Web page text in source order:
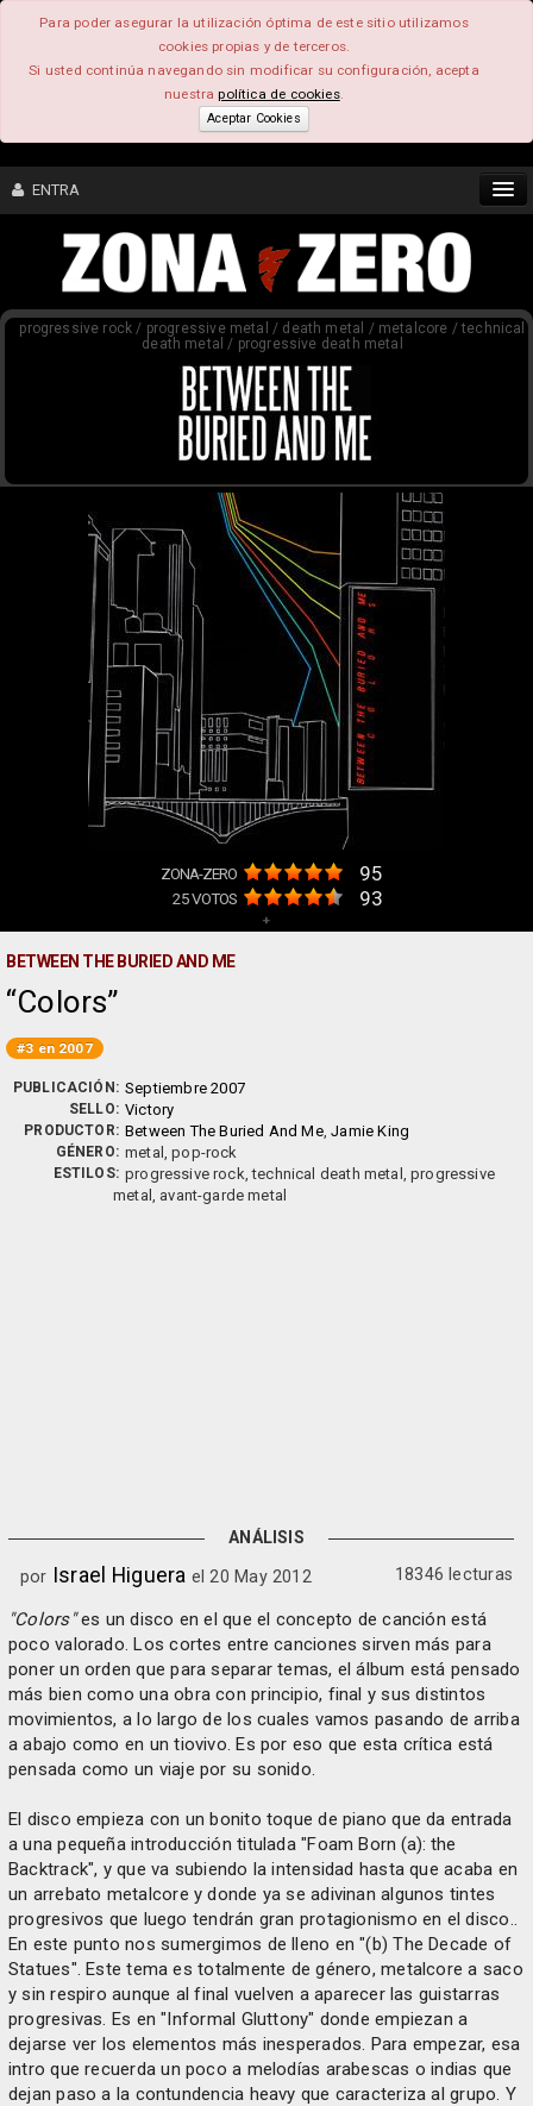
Para poder asegurar la utilización óptima de este sitio utilizamos
cookies propias y de terceros.
Si usted continúa navegando sin modificar su configuración, acepta
nuestrapolítica de cookies.
Aceptar Cookies
ENTRA
CONTENIDO
COMUNIDAD
progressive rock / progressive metal / death metal / metalcore / technical
death metal / progressive death metal
ZONA-ZERO 95
25VOTOS 93
+
BETWEEN THE BURIED AND ME
Colors
#3 en 2007
PUBLICACIÓN: Septiembre 2007
SELLO: Victory
PRODUCTOR: Between The Buried And Me,Jamie King
GÉNERO: metal, pop-rock
ESTILOS: progressive rock, technical death metal, progressive
metal, avant-garde metal
ANÁLISIS
por Israel Higuera el 20 May 2012 18346 lecturas
"Colors"es un disco en el que el concepto de canción está
poco valorado. Los cortes entre canciones sirven más para
poner un orden que para separar temas, el álbum está pensado
más bien como una obra con principio, final y sus distintos
movimientos, a lo largo de los cuales vamos pasando de arriba
a abajo como en un tiovivo. Es por eso que esta crítica está
pensada como un viaje por su sonido.
El disco empieza con un bonito toque de piano que da entrada
a una pequeña introducción titulada "Foam Born (a): the
Backtrack", y que va subiendo la intensidad hasta que acaba en
un arrebato metalcore y donde ya se adivinan algunos tintes
progresivos que luego tendrán gran protagionismo en el disco..
En este punto nos sumergimos de lleno en "(b) The Decade of
Statues". Este tema es totalmente de género, metalcore a saco
y sin respiro aunque al final vuelven a aparecer las guistarras
progresivas. Es en "Informal Gluttony" donde empiezan a
dejarse ver los elementos más inesperados. Para empezar, esa
intro que recuerda un poco a melodías arabescas o indias que
dejan paso a la contundencia heavy que caracteriza al grupo. Y